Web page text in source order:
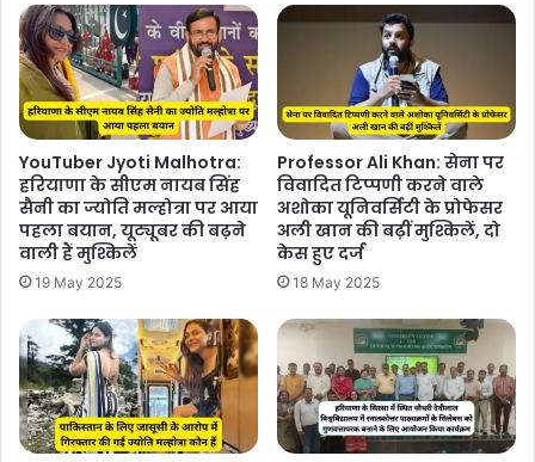
YouTuber Jyoti Malhotra:
हरियाणा के सीएम नायब सिंह
सैनी का ज्योति मल्होत्रा ​​पर आया
पहला बयान, यूट्यूबर की बढ़ने
वाली हैं मुश्किलें
19 May 2025
Professor Ali Khan: सेना पर
विवादित टिप्पणी करने वाले
अशोका यूनिवर्सिटी के प्रोफेसर
अली खान की बढ़ीं मुश्किलें, दो
केस हुए दर्ज
18 May 2025